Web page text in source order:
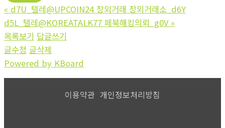
« d7U_텔레@UPCOIN24 장외거래 장외거래소_d6Y
d5L_텔레@KOREATALK77 페북해킹의뢰_g0V »
목록보기 답글쓰기
글수정 글삭제
Powered by KBoard
이용약관 개인정보처리방침